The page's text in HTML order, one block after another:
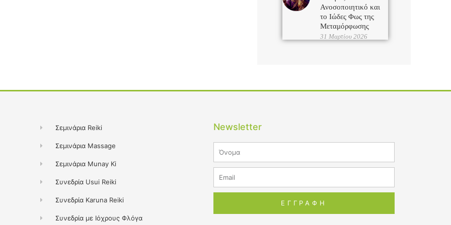
Ανοσοποιητικό και
το Ιώδες Φως της
Μεταμόρφωσης
31 Μαρτίου 2026
Σεμινάρια Reiki
Σεμινάρια Massage
Σεμινάρια Munay Ki
Συνεδρία Usui Reiki
Συνεδρία Karuna Reiki
Συνεδρία με Ιόχρους Φλόγα
Newsletter
Name
Email
ΕΓΓΡΑΦΗ